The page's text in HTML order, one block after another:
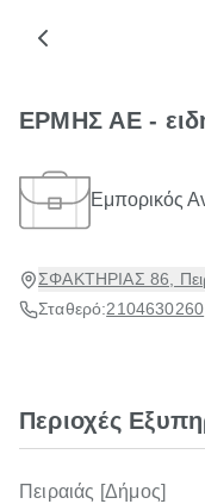
ΕΡΜΗΣ ΑΕ -
Εμπορικός
ΣΦΑΚΤΗΡΙΑΣ 86,
Σταθερό:2104630260
Περιοχές
Πειραιάς [Δήμος]